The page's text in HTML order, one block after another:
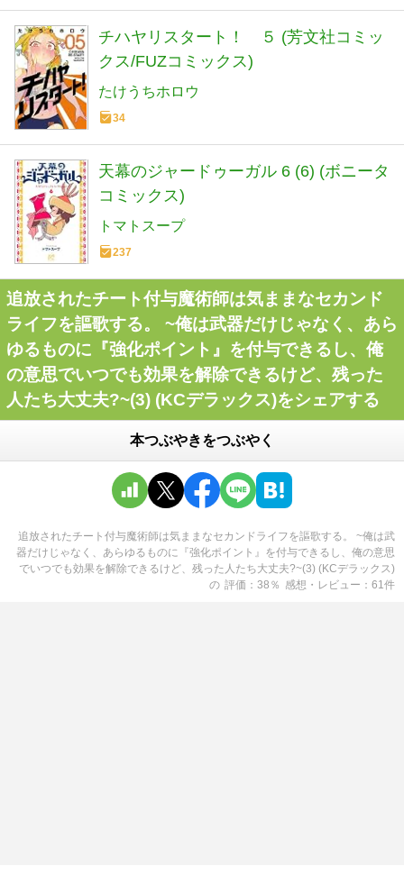
チハヤリスタート！ ５ (芳文社コミッ
クス/FUZコミックス)
たけうちホロウ
34
天幕のジャードゥーガル 6 (6) (ボニータ
コミックス)
トマトスープ
237
追放されたチート付与魔術師は気ままなセカンド
ライフを謳歌する。 ~俺は武器だけじゃなく、あら
ゆるものに『強化ポイント』を付与できるし、俺
の意思でいつでも効果を解除できるけど、残った
人たち大丈夫?~(3) (KCデラックス)をシェアする
本つぶやきをつぶやく
追放されたチート付与魔術師は気ままなセカンドライフを謳歌する。 ~俺は武
器だけじゃなく、あらゆるものに『強化ポイント』を付与できるし、俺の意思
でいつでも効果を解除できるけど、残った人たち大丈夫?~(3) (KCデラックス)
の 評価 38 ％ 感想・レビュー 61件